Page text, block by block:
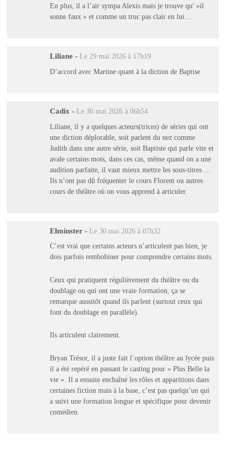
En plus, il a l’air sympa Alexis mais je trouve qu' »il
sonne faux » et comme un truc pas clair en lui…
Liliane - Le 29 mai 2026 à 17h19
D’accord avec Martine quant à la diction de Baptise
Cadix - Le 30 mai 2026 à 06h54
Liliane, il y a quelques acteurs(trices) de séries qui ont
une diction déplorable, soit parlent du nez comme
Judith dans une autre série, soit Baptiste qui parle vite et
avale certains mots, dans ces cas, même quand on a une
audition parfaite, il vaut mieux mettre les sous-titres …
Ils n’ont pas dû fréquenter le cours Florent ou autres
cours de théâtre où on vous apprend à articuler.
Elminster - Le 30 mai 2026 à 07h32
C’est vrai que certains acteurs n’articulent pas bien, je
dois parfois rembobiner pour comprendre certains mots.
Ceux qui pratiquent régulièrement du théâtre ou du
doublage ou qui ont une vraie formation, ça se
remarque aussitôt quand ils parlent (surtout ceux qui
font du doublage en parallèle).
Ils articulent clairement.
Bryan Trésor, il a juste fait l’option théâtre au lycée puis
il a été repéré en passant le casting pour « Plus Belle la
vie ». Il a ensuite enchaîné les rôles et apparitions dans
certaines fiction mais à la base, c’est pas quelqu’un qui
a suivi une formation longue et spécifique pour devenir
comédien.